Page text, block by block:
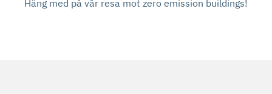
Häng med på vår resa mot zero emission buildings!